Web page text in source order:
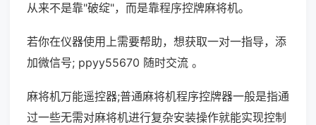
从来不是靠"破绽"，而是靠程序控牌麻将机。
若你在仪器使用上需要帮助，想获取一对一指导，添
加微信号; ppyy55670 随时交流 。
麻将机万能遥控器;普通麻将机程序控牌器一般是指通
过一些无需对麻将机进行复杂安装操作就能实现控制